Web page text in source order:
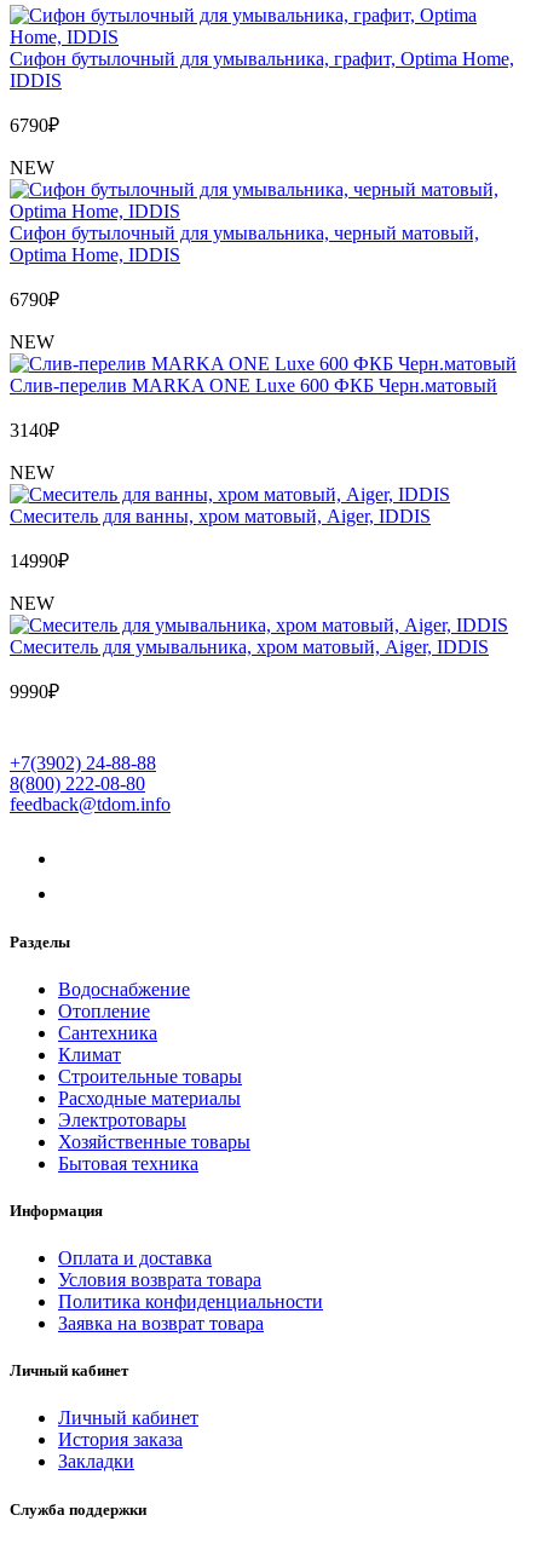
Сифон бутылочный для умывальника, графит, Optima Home,
IDDIS
6790₽
NEW
Сифон бутылочный для умывальника, черный матовый,
Optima Home, IDDIS
6790₽
NEW
Слив-перелив MARKA ONE Luxe 600 ФКБ Черн.матовый
3140₽
NEW
Cмеситель для ванны, хром матовый, Aiger, IDDIS
14990₽
NEW
Cмеситель для умывальника, хром матовый, Aiger, IDDIS
9990₽
+7(3902) 24-88-88
8(800) 222-08-80
feedback@tdom.info
Разделы
Водоснабжение
Отопление
Сантехника
Климат
Строительные товары
Расходные материалы
Электротовары
Хозяйственные товары
Бытовая техника
Информация
Оплата и доставка
Условия возврата товара
Политика конфиденциальности
Заявка на возврат товара
Личный кабинет
Личный кабинет
История заказа
Закладки
Служба поддержки